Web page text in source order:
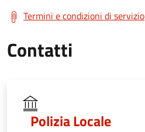
Termini e condizioni di servizio
Contatti
Polizia Locale